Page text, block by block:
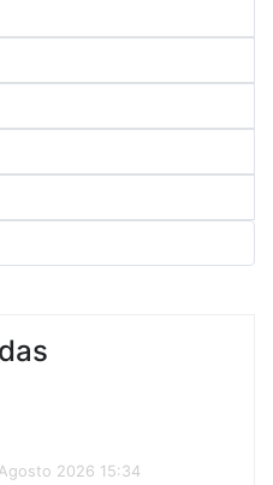
2026 15:34